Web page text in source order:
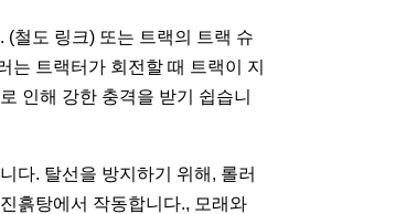
철도 링크) 또는 트랙의 트랙 슈
는 트랙터가 회전할 때 트랙이 지
인해 강한 충격을 받기 쉽습니
다. 탈선을 방지하기 위해, 롤러
흙탕에서 작동합니다., 모래와